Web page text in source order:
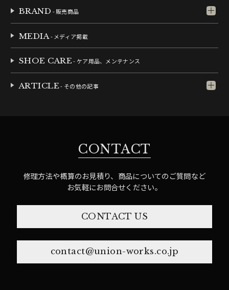
BRAND - 販売商品
MEDIA- メディア掲載
SHOE CARE- ケア用品、メンテナンス
ARTICLE- その他の記事
CONTACT
修理方法や概算のお見積り、商品についてのご質問など
お気軽にお問合せください。
CONTACT US
contact@union-works.co.jp